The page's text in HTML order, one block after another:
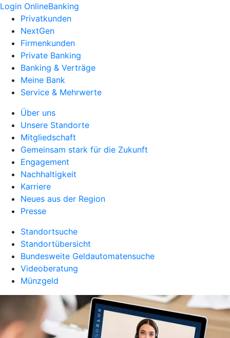
Login OnlineBanking
Privatkunden
NextGen
Firmenkunden
Private Banking
Banking & Verträge
Meine Bank
Service & Mehrwerte
Über uns
Unsere Standorte
Mitgliedschaft
Gemeinsam stark für die Zukunft
Engagement
Nachhaltigkeit
Karriere
Neues aus der Region
Presse
Standortsuche
Standortübersicht
Bundesweite Geldautomatensuche
Videoberatung
Münzgeld